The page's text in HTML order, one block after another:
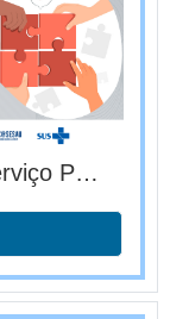
Introdução à Ética no Serviço Público (T01/2026)